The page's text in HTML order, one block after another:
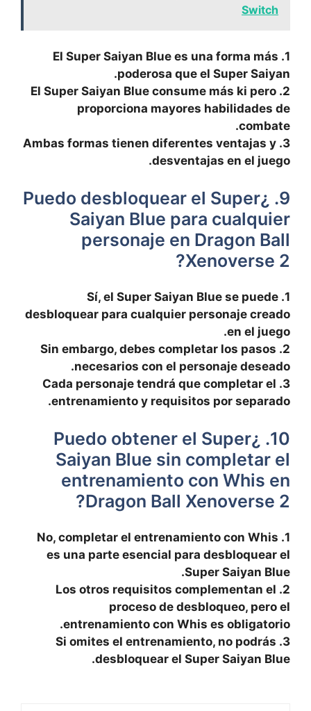
Switch
1. El Super Saiyan‌ Blue‍ es una forma más
poderosa que el Super Saiyan.
2. El Super Saiyan Blue consume más ki pero
proporciona mayores habilidades de
⁤combate.
3. Ambas formas tienen diferentes ventajas y
desventajas en el juego.
9. ¿Puedo desbloquear ‌el Super
Saiyan Blue para cualquier
personaje en Dragon Ball
Xenoverse⁤ 2?
1. ‍Sí,‍ el Super Saiyan Blue ‍se puede​
desbloquear para cualquier personaje creado
en el juego.
2. Sin embargo, ‌debes completar los ‌pasos
necesarios con el personaje deseado.
3. Cada ⁤personaje‍ tendrá que completar el
entrenamiento y requisitos por separado.
10. ¿Puedo obtener el Super​
Saiyan Blue sin completar el
entrenamiento con Whis en
Dragon Ball ​Xenoverse 2?
1.‌ No, completar el entrenamiento con Whis
es una parte‌ esencial‍ para desbloquear el
Super Saiyan Blue.
2. Los otros requisitos complementan el
proceso de desbloqueo, pero el
entrenamiento con Whis es obligatorio.
3. Si omites ⁣el entrenamiento, no podrás
desbloquear el Super Saiyan Blue.